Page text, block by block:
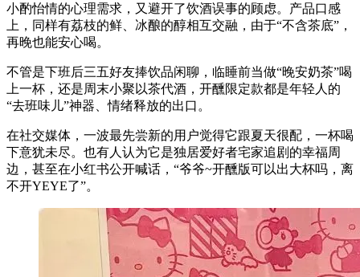
小酌怡情的心理需求，又避开了饮酒误事的顾虑。产品口感
上，同样有荔枝的鲜、冰酿的醇相互交融，由于“不含茶底”，
再晚也能安心喝。
不管是下班后三五好友捧饮品闲聊，临睡前当做“晚安奶茶”喝
上一杯，还是周末小聚以茶代酒，开醺限定款都是年轻人的
“去班味儿”神器、情绪释放的出口。
在社交媒体，一波最先尝新的用户觉得它跟夏天很配，一杯喝
下意犹未尽。也有人认为它是独居爱好者宅家追剧的幸福周
边，甚至在小红书公开喊话，“爷爷~开醺版可以出大杯吗，离
不开YEYE了”。